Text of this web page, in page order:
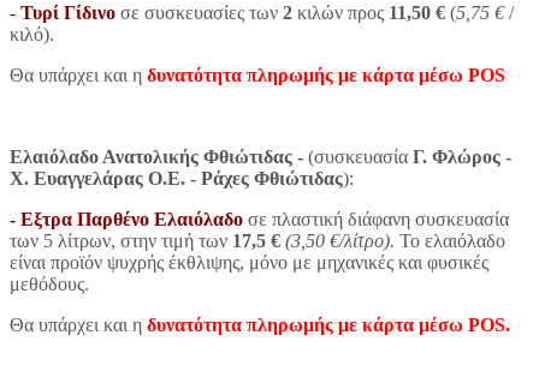
- Τυρί Γίδινο σε συσκευασίες των 2 κιλών προς 11,50 € (5,75 €/
κιλό).
Θα υπάρχει και η δυνατότητα πληρωμής με κάρτα μέσω POS
Ελαιόλαδο Ανατολικής Φθιώτιδας - (συσκευασία Γ. Φλώρος -
Χ. Ευαγγελάρας Ο.Ε. - Ράχες Φθιώτιδας):
- Εξτρα Παρθένο Ελαιόλαδο σε πλαστική διάφανη συσκευασία
των 5 λίτρων, στην τιμή των 17,5 € (3,50 €/λίτρο). Το ελαιόλαδο
είναι προϊόν ψυχρής έκθλιψης, μόνο με μηχανικές και φυσικές
μεθόδους.
Θα υπάρχει και η δυνατότητα πληρωμής με κάρτα μέσω POS.